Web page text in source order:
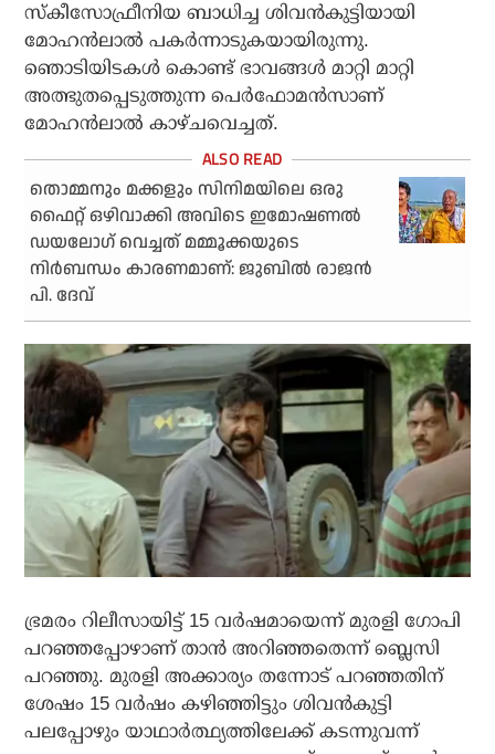
സ്‌കീസോഫ്രീനിയ ബാധിച്ച ശിവന്‍കുട്ടിയായി
മോഹന്‍ലാല്‍ പകര്‍ന്നാടുകയായിരുന്നു.
ഞൊടിയിടകള്‍ കൊണ്ട് ഭാവങ്ങള്‍ മാറ്റി മാറ്റി
അത്ഭുതപ്പെടുത്തുന്ന പെര്‍ഫോമന്‍സാണ്
മോഹന്‍ലാല്‍ കാഴ്ചവെച്ചത്.
തൊമ്മനും മക്കളും സിനിമയിലെ ഒരു
ഫൈറ്റ് ഒഴിവാക്കി അവിടെ ഇമോഷണല്‍
ഡയലോഗ് വെച്ചത് മമ്മൂക്കയുടെ
നിര്‍ബന്ധം കാരണമാണ്: ജുബില്‍ രാജന്‍
പി. ദേവ്
ഭ്രമരം റിലീസായിട്ട് 15 വര്‍ഷമായെന്ന് മുരളി ഗോപി
പറഞ്ഞപ്പോഴാണ് താന്‍ അറിഞ്ഞതെന്ന് ബ്ലെസി
പറഞ്ഞു. മുരളി അക്കാര്യം തന്നോട് പറഞ്ഞതിന്
ശേഷം 15 വര്‍ഷം കഴിഞ്ഞിട്ടും ശിവന്‍കുട്ടി
പലപ്പോഴും യാഥാര്‍ത്ഥ്യത്തിലേക്ക് കടന്നുവന്ന്